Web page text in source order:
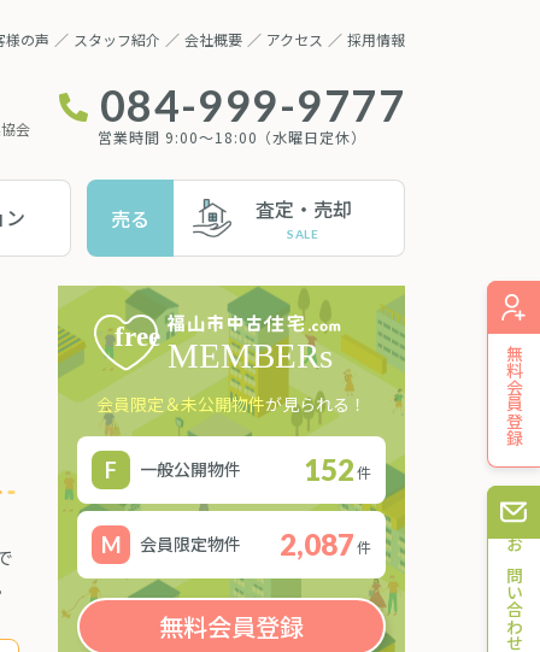
様の声 スタッフ紹介 会社概要 アクセス 採用情報
会 084-999-9777
営業時間 9:00～18:00（水曜日定休）
売る 査定・売却
会員限定＆未公開物件が見られる！
一般公開物件 152件
会員限定物件 2,087件
無料会員登録
無料会員登録
お問い合わせ